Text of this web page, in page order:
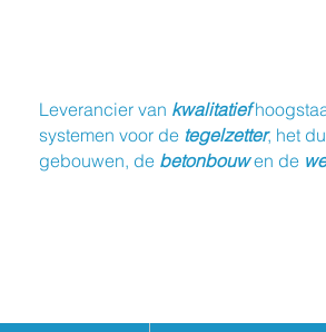
Leverancier van kwalitatief
systemen voor de tegelzetter, het
gebouwen, de betonbouwen de